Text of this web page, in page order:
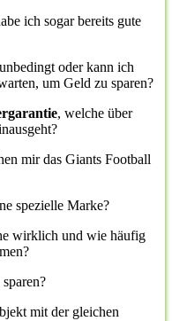
ich sogar bereits gute
oder kann ich
um Geld zu sparen?
, welche über
mir das Giants Football
spezielle Marke?
wirklich und wie häufig
mit der gleichen